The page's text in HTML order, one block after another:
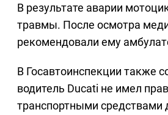
В результате аварии
травмы. После осмотра
рекомендовали ему
В Госавтоинспекции также
водитель Ducati не имел
транспортными средствами